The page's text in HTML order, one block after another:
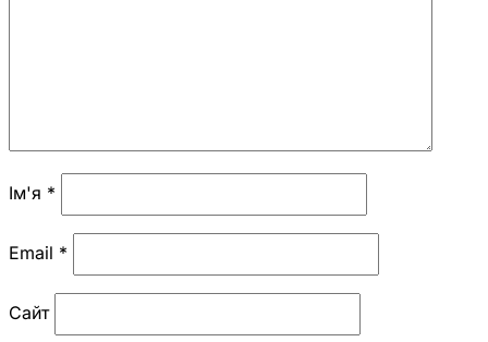
Ім'я *
Email *
Сайт